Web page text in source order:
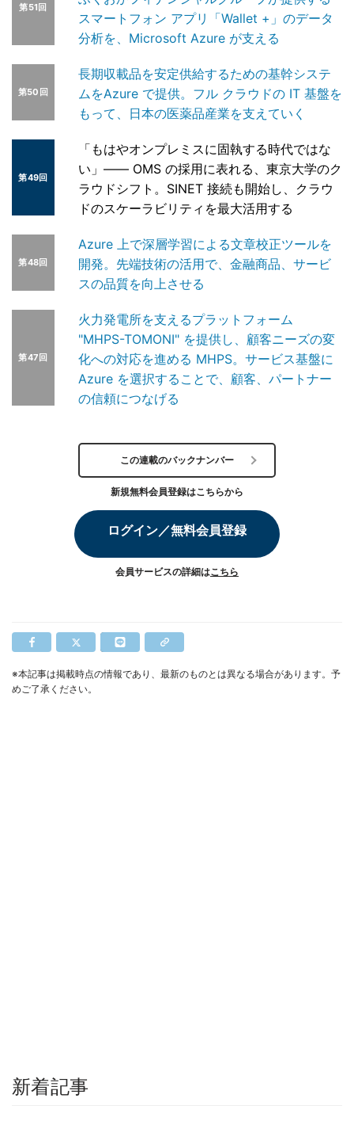
第51回
スマートフォン アプリ「Wallet +」のデータ
分析を、Microsoft Azure が支える
第50回
長期収載品を安定供給するための基幹システ
ムをAzure で提供。フル クラウドの IT 基盤を
もって、日本の医薬品産業を支えていく
第49回
「もはやオンプレミスに固執する時代ではな
い」―― OMS の採用に表れる、東京大学のク
ラウドシフト。SINET 接続も開始し、クラウ
ドのスケーラビリティを最大活用する
第48回
Azure 上で深層学習による文章校正ツールを
開発。先端技術の活用で、金融商品、サービ
スの品質を向上させる
第47回
火力発電所を支えるプラットフォーム
"MHPS-TOMONI" を提供し、顧客ニーズの変
化への対応を進める MHPS。サービス基盤に
Azure を選択することで、顧客、パートナー
の信頼につなげる
この連載のバックナンバー
新規無料会員登録はこちらから
ログイン／無料会員登録
会員サービスの詳細はこちら
※本記事は掲載時点の情報であり、最新のものとは異なる場合があります。予
めご了承ください。
新着記事